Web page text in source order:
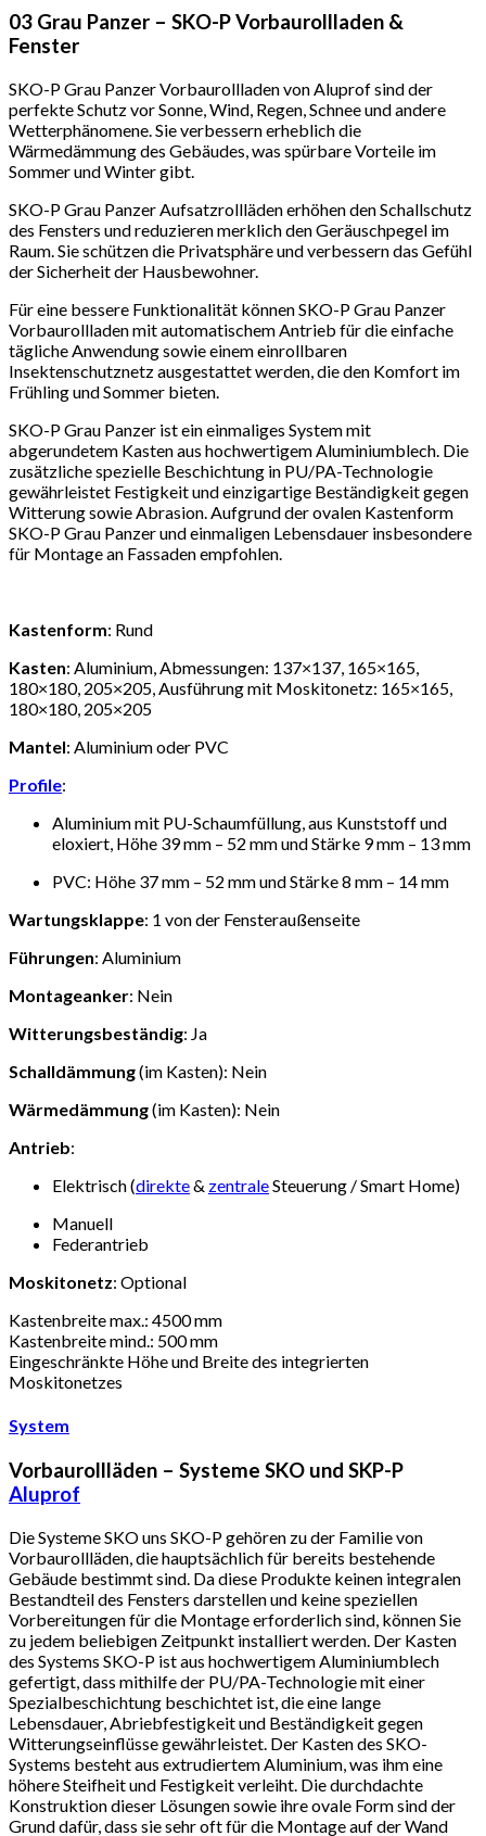
03 Grau Panzer – SKO-P Vorbaurollladen &
Fenster
SKO-P Grau Panzer Vorbaurollladen von Aluprof sind der
perfekte Schutz vor Sonne, Wind, Regen, Schnee und andere
Wetterphänomene. Sie verbessern erheblich die
Wärmedämmung des Gebäudes, was spürbare Vorteile im
Sommer und Winter gibt.
SKO-P Grau Panzer Aufsatzrollläden erhöhen den Schallschutz
des Fensters und reduzieren merklich den Geräuschpegel im
Raum. Sie schützen die Privatsphäre und verbessern das Gefühl
der Sicherheit der Hausbewohner.
Für eine bessere Funktionalität können SKO-P Grau Panzer
Vorbaurollladen mit automatischem Antrieb für die einfache
tägliche Anwendung sowie einem einrollbaren
Insektenschutznetz ausgestattet werden, die den Komfort im
Frühling und Sommer bieten.
SKO-P Grau Panzer ist ein einmaliges System mit
abgerundetem Kasten aus hochwertigem Aluminiumblech. Die
zusätzliche spezielle Beschichtung in PU/PA-Technologie
gewährleistet Festigkeit und einzigartige Beständigkeit gegen
Witterung sowie Abrasion. Aufgrund der ovalen Kastenform
SKO-P Grau Panzer und einmaligen Lebensdauer insbesondere
für Montage an Fassaden empfohlen.
Kastenform: Rund
Kasten: Aluminium, Abmessungen: 137×137, 165×165,
180×180, 205×205, Ausführung mit Moskitonetz: 165×165,
180×180, 205×205
Mantel: Aluminium oder PVC
Profile:
Aluminium mit PU-Schaumfüllung, aus Kunststoff und
eloxiert, Höhe 39 mm – 52 mm und Stärke 9 mm – 13 mm
PVC: Höhe 37 mm – 52 mm und Stärke 8 mm – 14 mm
Wartungsklappe: 1 von der Fensteraußenseite
Führungen: Aluminium
Montageanker: Nein
Witterungsbeständig: Ja
Schalldämmung(im Kasten): Nein
Wärmedämmung(im Kasten): Nein
Antrieb:
Elektrisch (direkte& zentraleSteuerung / Smart Home)
Manuell
Federantrieb
Moskitonetz: Optional
Kastenbreite max.: 4500 mm
Kastenbreite mind.: 500 mm
Eingeschränkte Höhe und Breite des integrierten
Moskitonetzes
System
Vorbaurollläden – Systeme SKO und SKP-P
Aluprof
Die Systeme SKO uns SKO-P gehören zu der Familie von
Vorbaurollläden, die hauptsächlich für bereits bestehende
Gebäude bestimmt sind. Da diese Produkte keinen integralen
Bestandteil des Fensters darstellen und keine speziellen
Vorbereitungen für die Montage erforderlich sind, können Sie
zu jedem beliebigen Zeitpunkt installiert werden. Der Kasten
des Systems SKO-P ist aus hochwertigem Aluminiumblech
gefertigt, dass mithilfe der PU/PA-Technologie mit einer
Spezialbeschichtung beschichtet ist, die eine lange
Lebensdauer, Abriebfestigkeit und Beständigkeit gegen
Witterungseinflüsse gewährleistet. Der Kasten des SKO-
Systems besteht aus extrudiertem Aluminium, was ihm eine
höhere Steifheit und Festigkeit verleiht. Die durchdachte
Konstruktion dieser Lösungen sowie ihre ovale Form sind der
Grund dafür, dass sie sehr oft für die Montage auf der Wand